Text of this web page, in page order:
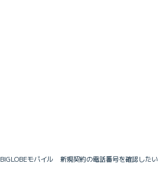
BIGLOBEモバイル 新規契約の電話番号を確認したい